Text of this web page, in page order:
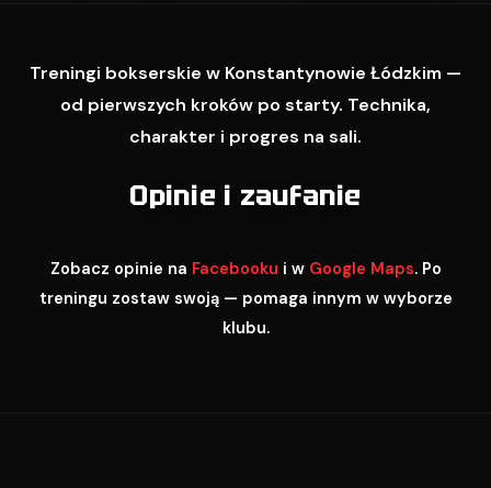
Treningi bokserskie w Konstantynowie Łódzkim —
od pierwszych kroków po starty. Technika,
charakter i progres na sali.
Opinie i zaufanie
Zobacz opinie na Facebooku i w Google Maps. Po
treningu zostaw swoją — pomaga innym w wyborze
klubu.